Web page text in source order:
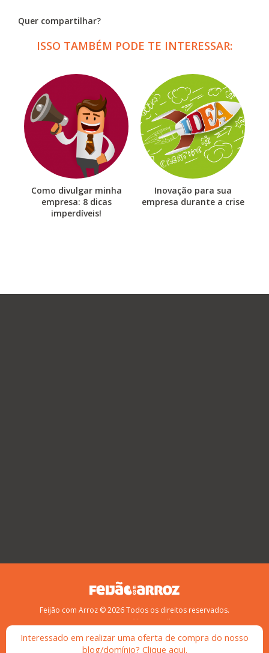
Quer compartilhar?
ISSO TAMBÉM PODE TE INTERESSAR:
Como divulgar minha
empresa: 8 dicas
imperdíveis!
Inovação para sua
empresa durante a crise
Feijão com Arroz © 2026 Todos os direitos reservados.
Brasil
Interessado em realizar uma oferta de compra do nosso
blog/domínio? Clique aqui.